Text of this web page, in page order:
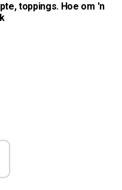
toppings. Hoe om 'n